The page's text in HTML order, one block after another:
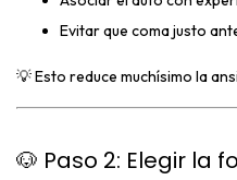
Evitar que coma justo
💡 Esto reduce muchísimo la
🐶 Paso 2: Elegir la